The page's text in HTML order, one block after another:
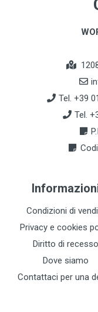
Tel. +39
Tel.
Condizioni di
Privacy e cookies
Diritto di recesso
Dove siamo
Contattaci per una